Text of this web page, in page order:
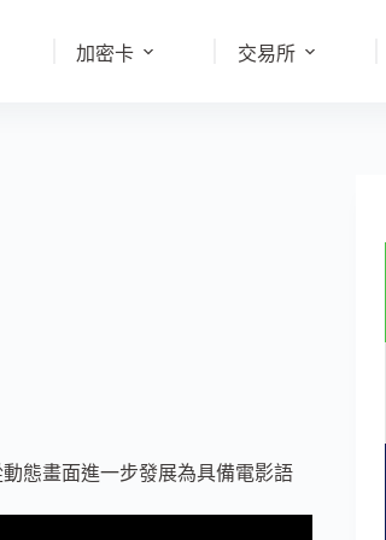
加密卡 交易所
態畫面進一步發展為具備電影語